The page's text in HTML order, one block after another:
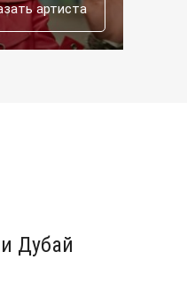
артиста
Дубай